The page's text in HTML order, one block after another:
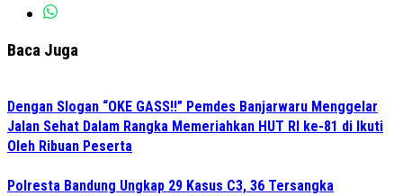
Baca Juga
Dengan Slogan “OKE GASS!!” Pemdes Banjarwaru Menggelar
Jalan Sehat Dalam Rangka Memeriahkan HUT RI ke-81 di Ikuti
Oleh Ribuan Peserta
Polresta Bandung Ungkap 29 Kasus C3, 36 Tersangka